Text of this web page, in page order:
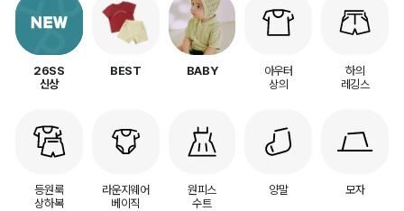
26SS
신상
BEST BABY
아우터
상의
하의
레깅스
등원룩
상하복
라운지웨어
베이직
원피스
수트
양말 모자